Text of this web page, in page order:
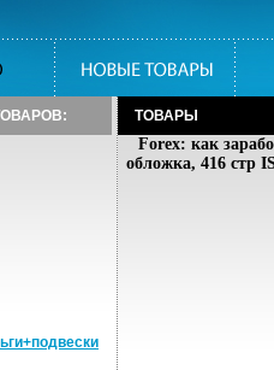
ТОВАРЫ
Forex: как
обложка, 416 стр